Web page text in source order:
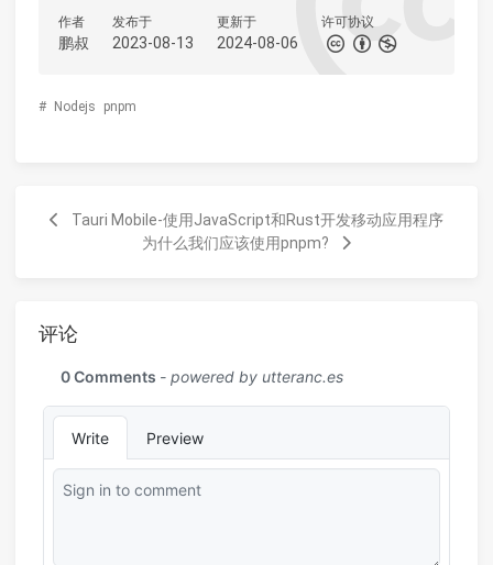
作者
鹏叔
发布于
2023-08-13
更新于
2024-08-06
许可协议
# Nodejs pnpm
Tauri Mobile-使用JavaScript和Rust开发移动应用程序
为什么我们应该使用pnpm?
评论